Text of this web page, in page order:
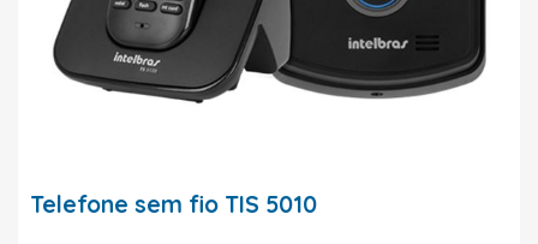
Telefone sem fio TIS 5010